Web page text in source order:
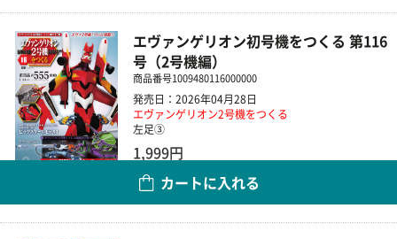
エヴァンゲリオン初号機をつくる 第116
号（2号機編）
商品番号1009480116000000
発売日：2026年04月28日
エヴァンゲリオン2号機をつくる
左足③
1,999円
カートに入れる